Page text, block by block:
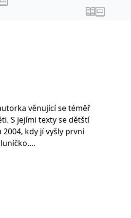
věnující se téměř
S jejími texty se dětští
kdy jí vyšly první